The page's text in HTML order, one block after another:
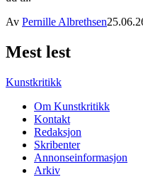
Av Pernille Albrethsen
Mest lest
Kunstkritikk
Om Kunstkritikk
Kontakt
Redaksjon
Skribenter
Annonseinformasjon
Arkiv